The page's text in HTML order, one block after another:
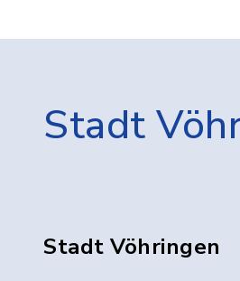
Stadt
Stadt Vöhringen